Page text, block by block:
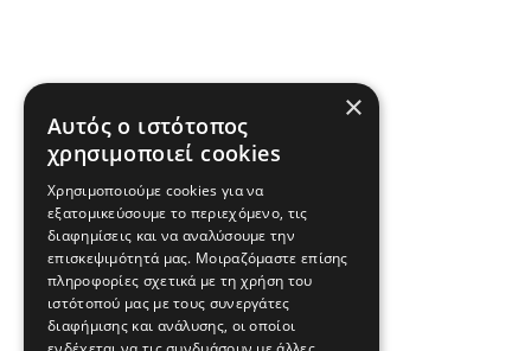
×
Αυτός ο ιστότοπος
χρησιμοποιεί cookies
Χρησιμοποιούμε cookies για να
εξατομικεύσουμε το περιεχόμενο, τις
διαφημίσεις και να αναλύσουμε την
επισκεψιμότητά μας. Μοιραζόμαστε επίσης
πληροφορίες σχετικά με τη χρήση του
ιστότοπού μας με τους συνεργάτες
διαφήμισης και ανάλυσης, οι οποίοι